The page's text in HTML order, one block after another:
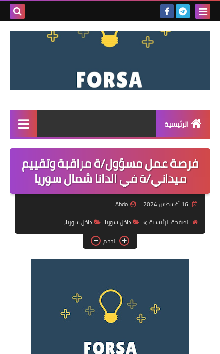
بحث
الرئيسية
القائمة
مناقصات
فرص عمل داخل سوريا
فرص عمل في العراق
فرص عمل في اليمن
دورات تدريبية
فرصة عمل مسؤول/ة مراقبة وتقييم
ميداني/ة في الدانا شمال سوريا
16 أغسطس 2024
Abdo
الصفحة الرئيسية
داخل سوريا
داخل سوريا،
الحجم